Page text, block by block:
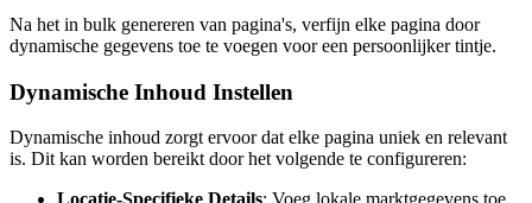
Na het in bulk genereren van pagina's, verfijn elke pagina door
dynamische gegevens toe te voegen voor een persoonlijker tintje.
Dynamische Inhoud Instellen
Dynamische inhoud zorgt ervoor dat elke pagina uniek en relevant
is. Dit kan worden bereikt door het volgende te configureren: